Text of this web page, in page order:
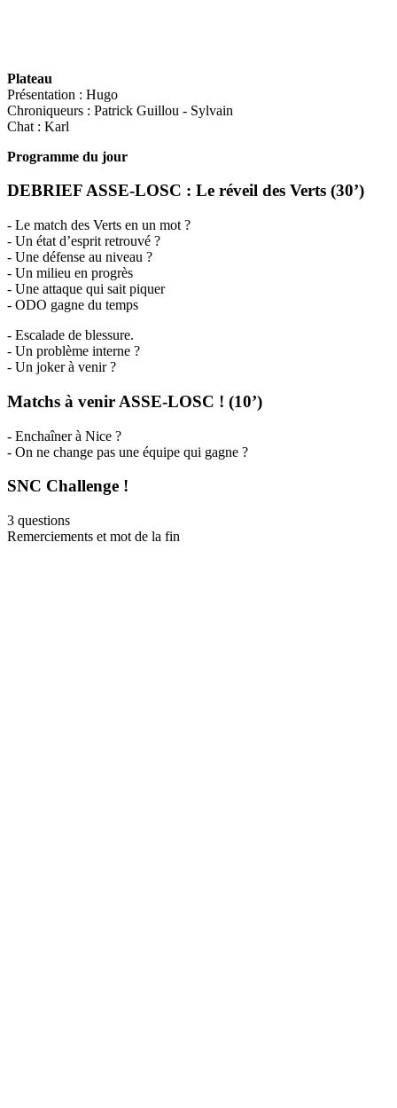
Plateau
Présentation : Hugo
Chroniqueurs : Patrick Guillou - Sylvain
Chat : Karl
Programme du jour
DEBRIEF ASSE-LOSC : Le réveil des Verts (30’)
- Le match des Verts en un mot ?
- Un état d’esprit retrouvé ?
- Une défense au niveau ?
- Un milieu en progrès
- Une attaque qui sait piquer
- ODO gagne du temps
- Escalade de blessure.
- Un problème interne ?
- Un joker à venir ?
Matchs à venir ASSE-LOSC ! (10’)
- Enchaîner à Nice ?
- On ne change pas une équipe qui gagne ?
SNC Challenge !
3 questions
Remerciements et mot de la fin